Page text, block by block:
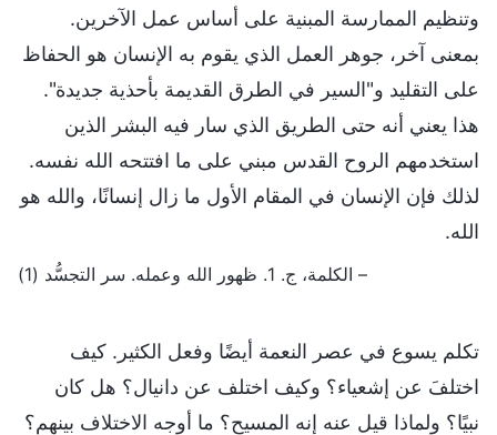
وتنظيم الممارسة المبنية على أساس عمل الآخرين.
بمعنى آخر، جوهر العمل الذي يقوم به الإنسان هو الحفاظ
على التقليد و"السير في الطرق القديمة بأحذية جديدة".
هذا يعني أنه حتى الطريق الذي سار فيه البشر الذين
استخدمهم الروح القدس مبني على ما افتتحه الله نفسه.
لذلك فإن الإنسان في المقام الأول ما زال إنسانًا، والله هو
الله.
– الكلمة، ج. 1. ظهور الله وعمله. سر التجسُّد (1)
تكلم يسوع في عصر النعمة أيضًا وفعل الكثير. كيف
اختلفَ عن إشعياء؟ وكيف اختلف عن دانيال؟ هل كان
نبيًا؟ ولماذا قيل عنه إنه المسيح؟ ما أوجه الاختلاف بينهم؟